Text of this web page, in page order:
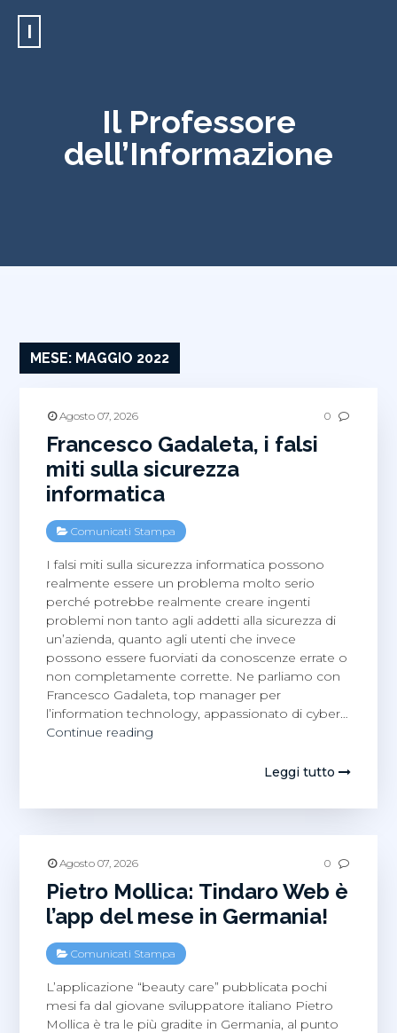
I
Il Professore
dell’Informazione
MESE: MAGGIO 2022
Agosto 07, 2026 0
Francesco Gadaleta, i falsi
miti sulla sicurezza
informatica
Comunicati Stampa
I falsi miti sulla sicurezza informatica possono
realmente essere un problema molto serio
perché potrebbe realmente creare ingenti
problemi non tanto agli addetti alla sicurezza di
un’azienda, quanto agli utenti che invece
possono essere fuorviati da conoscenze errate o
non completamente corrette. Ne parliamo con
Francesco Gadaleta, top manager per
l’information technology, appassionato di cyber…
Continue reading
miti
Leggi tutto
Agosto 07, 2026 0
Pietro Mollica: Tindaro Web è
l’app del mese in Germania!
Comunicati Stampa
L’applicazione “beauty care” pubblicata pochi
mesi fa dal giovane sviluppatore italiano Pietro
Mollica è tra le più gradite in Germania, al punto